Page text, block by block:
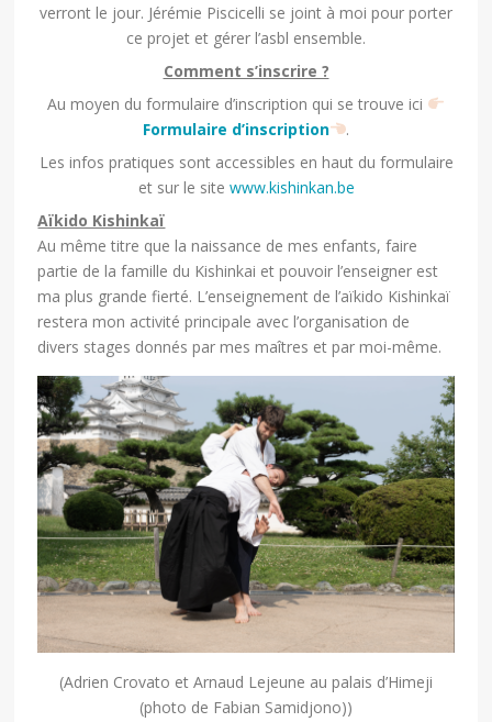
verront le jour. Jérémie Piscicelli se joint à moi pour porter
ce projet et gérer l’asbl ensemble.
Comment s’inscrire ?
Au moyen du formulaire d’inscription qui se trouve ici
Formulaire d’inscription
.
Les infos pratiques sont accessibles en haut du formulaire
et sur le site www.kishinkan.be
Aïkido Kishinkaï
Au même titre que la naissance de mes enfants, faire
partie de la famille du Kishinkai et pouvoir l’enseigner est
ma plus grande fierté. L’enseignement de l’aïkido Kishinkaï
restera mon activité principale avec l’organisation de
divers stages donnés par mes maîtres et par moi-même.
(Adrien Crovato et Arnaud Lejeune au palais d’Himeji
(photo de Fabian Samidjono))